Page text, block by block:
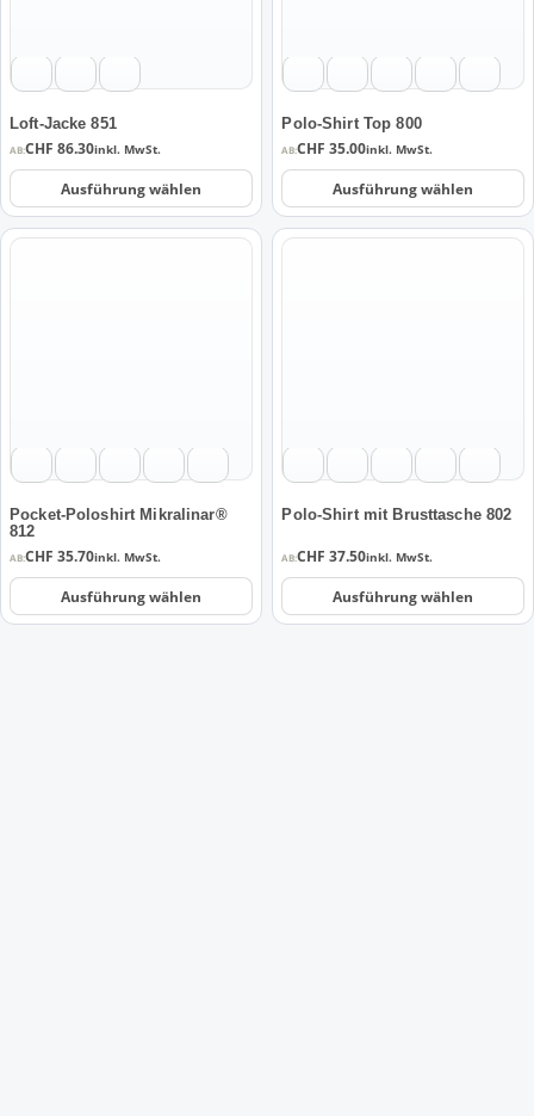
Loft-Jacke 851
AB:CHF 86.30inkl. MwSt.
Ausführung wählen
können
auf
der
Produktseite
gewählt
werden
Polo-Shirt Top 800
AB:CHF 35.00inkl. MwSt.
Ausführung wählen
können
auf
der
Produktseite
gewählt
werden
Pocket-Poloshirt Mikralinar®
812
AB:CHF 35.70inkl. MwSt.
Ausführung wählen
können
auf
der
Produktseite
gewählt
werden
Polo-Shirt mit Brusttasche 802
AB:CHF 37.50inkl. MwSt.
Ausführung wählen
können
auf
der
gewählt
werden